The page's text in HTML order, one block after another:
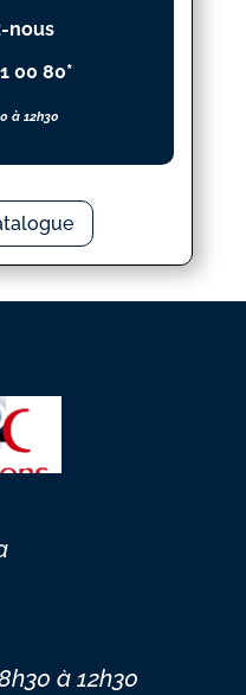
nous
00 80*
à 12h30
à 12h30